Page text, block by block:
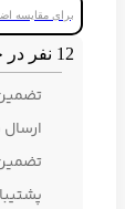
برای مقایسه
12 نفر
پشتیبانی